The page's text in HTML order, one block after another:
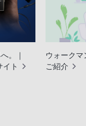
。｜
イト
ウォークマ
ご紹介